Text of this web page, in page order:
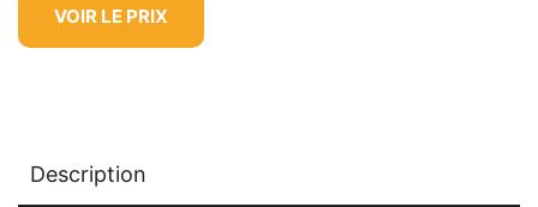
VOIR LE PRIX
Description